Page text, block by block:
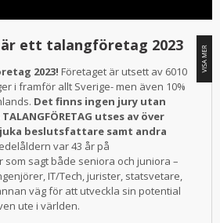
ett talangföretag 2023
2023! Företaget är utsett av 6010
i framför allt Sverige- men även 10%
Det finns ingen jury utan
utses av över
beslutsfattare samt andra
var 43 år på
sagt både seniora och juniora –
IT/Tech, jurister, statsvetare,
väg för att utveckla sin potential
ute i världen.